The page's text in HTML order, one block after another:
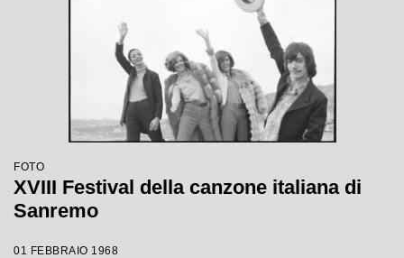
FOTO
XVIII Festival della canzone italiana di
Sanremo
01 FEBBRAIO 1968